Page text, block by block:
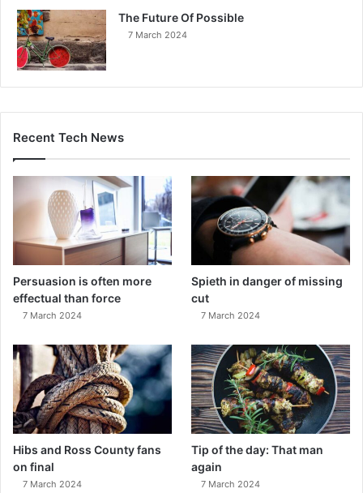
The Future Of Possible
7 March 2024
Recent Tech News
Persuasion is often more
effectual than force
7 March 2024
Spieth in danger of missing
cut
7 March 2024
Hibs and Ross County fans
on final
7 March 2024
Tip of the day: That man
again
7 March 2024